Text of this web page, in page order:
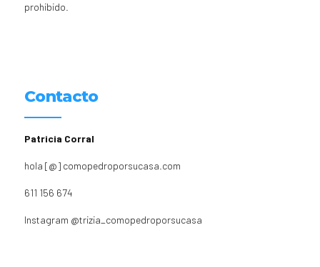
prohibido.
Contacto
Patricia Corral
hola [@] comopedroporsucasa.com
611 156 674
Instagram @trizia_comopedroporsucasa